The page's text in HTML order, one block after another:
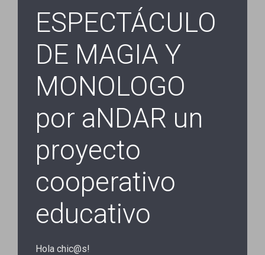
ESPECTÁCULO
DE MAGIA Y
MONOLOGO
por aNDAR un
proyecto
cooperativo
educativo
Hola chic@s!